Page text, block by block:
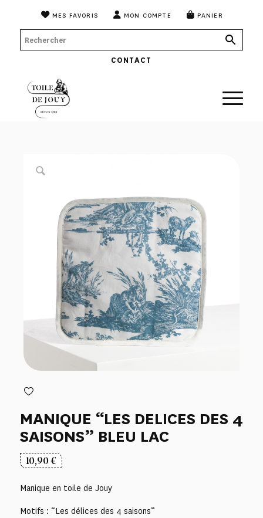
MES FAVORIS MON COMPTE PANIER
CONTACT
MANIQUE “LES DELICES DES 4
SAISONS” BLEU LAC
10,90€
Manique en toile de Jouy
Motifs : “Les délices des 4 saisons”